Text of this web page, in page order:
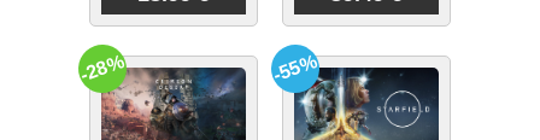
-28% -55%